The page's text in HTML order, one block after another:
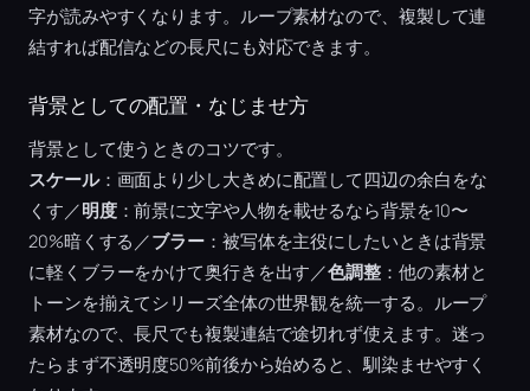
字が読みやすくなります。ループ素材なので、複製して連
結すれば配信などの長尺にも対応できます。
背景としての配置・なじませ方
背景として使うときのコツです。
スケール：画面より少し大きめに配置して四辺の余白をな
くす／明度：前景に文字や人物を載せるなら背景を10〜
20%暗くする／ブラー：被写体を主役にしたいときは背景
に軽くブラーをかけて奥行きを出す／色調整 ：他の素材と
トーンを揃えてシリーズ全体の世界観を統一する。ループ
素材なので、長尺でも複製連結で途切れず使えます。迷っ
たらまず不透明度50%前後から始めると、馴染ませやすく